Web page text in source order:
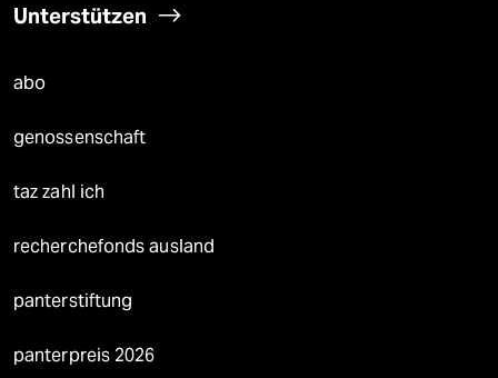
Unterstützen
abo
genossenschaft
taz zahl ich
recherchefonds ausland
panterstiftung
panterpreis 2026